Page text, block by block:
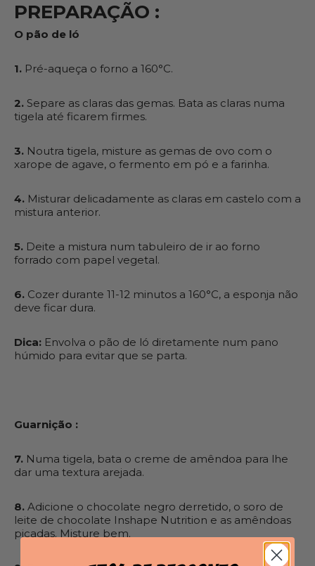
PREPARAÇÃO :
O pão de ló
1. Pré-aqueça o forno a 160°C.
2. Separe as claras das gemas. Bata as claras numa
tigela até ficarem firmes.
3. Noutra tigela, misture as gemas de ovo com o
xarope de agave, o fermento em pó e a farinha.
4. Misturar delicadamente as claras em castelo com a
mistura anterior.
5. Deite a mistura num tabuleiro de ir ao forno
forrado com papel vegetal.
6. Cozer durante 11-12 minutos a 160°C, a esponja não
deve ficar dura.
Dica: Envolva o pão de ló diretamente num pano
húmido para evitar que se parta.
Guarnição :
7. Numa tigela, bata o creme de amêndoa para lhe
dar uma textura arejada.
8. Adicione o chocolate negro derretido, o soro de
leite de chocolate Inshape Nutrition e as amêndoas
picadas. Misture bem.